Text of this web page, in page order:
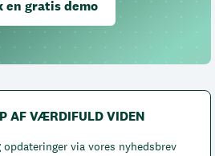
en gratis demo
AF VÆRDIFULD VIDEN
opdateringer via vores nyhedsbrev